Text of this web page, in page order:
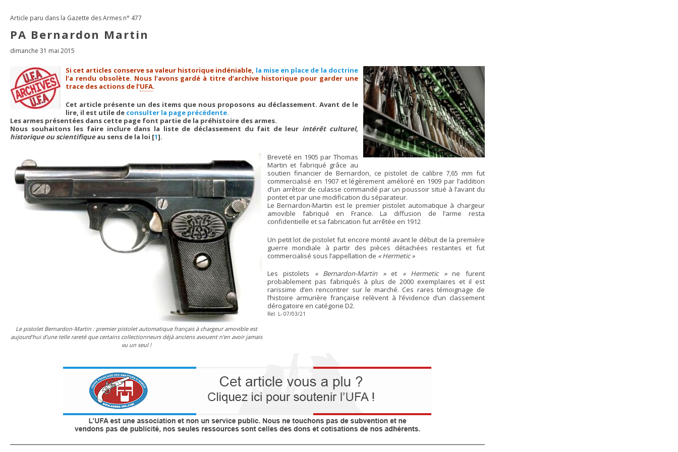
Article paru dans la Gazette des Armes n° 477
PA Bernardon Martin
dimanche 31 mai 2015
Si cet articles conserve sa valeur historique indéniable, la mise en place de la doctrine
l’a rendu obsolète. Nous l’avons gardé à titre d’archive historique pour garder une
trace des actions de l’UFA.
Cet article présente un des items que nous proposons au déclassement. Avant de le
lire, il est utile de consulter la page précédente.
Les armes présentées dans cette page font partie de la préhistoire des armes.
Nous souhaitons les faire inclure dans la liste de déclassement du fait de leur intérêt culturel,
historique ou scientifiqueau sens de la loi [1].
Le pistolet Bernardon-Martin : premier pistolet automatique français à chargeur amovible est
aujourd’hui d’une telle rareté que certains collectionneurs déjà anciens avouent n’en avoir jamais
vu un seul !
Breveté en 1905 par Thomas
Martin et fabriqué grâce au
soutien financier de Bernardon, ce pistolet de calibre 7,65 mm fut
commercialisé en 1907 et légèrement amélioré en 1909 par l’addition
d’un arrêtoir de culasse commandé par un poussoir situé à l’avant du
pontet et par une modification du séparateur.
Le Bernardon-Martin est le premier pistolet automatique à chargeur
amovible fabriqué en France. La diffusion de l’arme resta
confidentielle et sa fabrication fut arrêtée en 1912
Un petit lot de pistolet fut encore monté avant le début de la première
guerre mondiale à partir des pièces détachées restantes et fut
commercialisé sous l’appellation de « Hermetic »
Les pistolets « Bernardon-Martin »et « Hermetic »ne furent
probablement pas fabriqués à plus de 2000 exemplaires et il est
rarissime d’en rencontrer sur le marché. Ces rares témoignage de
l’histoire armurière française relèvent à l’évidence d’un classement
dérogatoire en catégorie D2.
Rel. L- 07/03/21